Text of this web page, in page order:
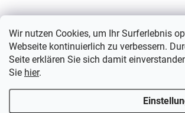
Wir nutzen Cookies, um Ihr Surferlebnis
Webseite kontinuierlich zu verbessern.
Seite erklären Sie sich damit
Sie hier.